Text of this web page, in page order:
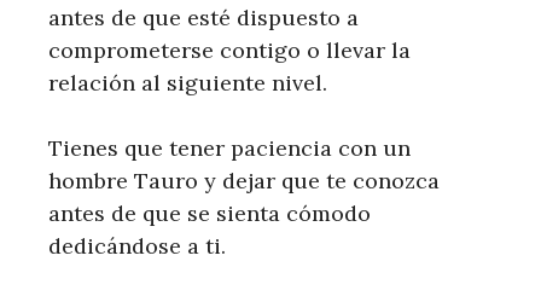
antes de que esté dispuesto a
comprometerse contigo o llevar la
relación al siguiente nivel.
Tienes que tener paciencia con un
hombre Tauro y dejar que te conozca
antes de que se sienta cómodo
dedicándose a ti.